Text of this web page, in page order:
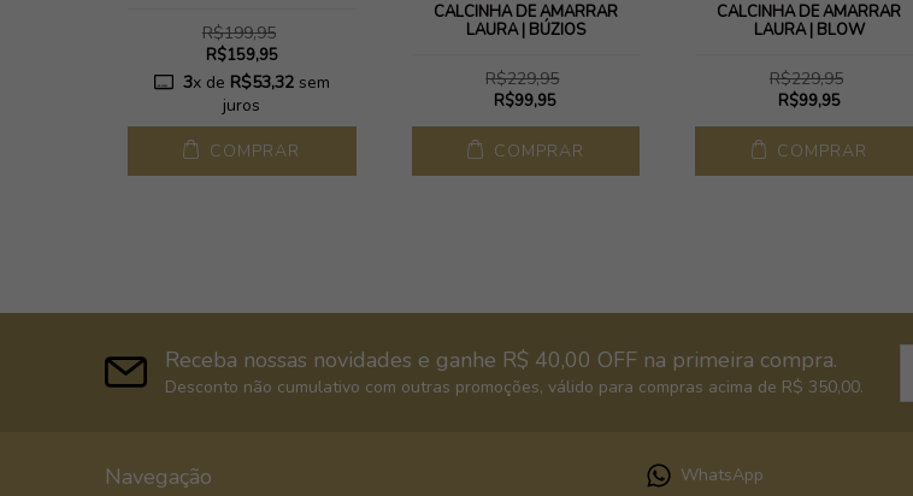
R$199,95
R$159,95
3x de R$53,32sem
juros
COMPRAR
CALCINHA DE AMARRAR
LAURA | BÚZIOS
R$229,95
R$99,95
COMPRAR
CALCINHA DE AMARRAR
LAURA | BLOW
R$229,95
R$99,95
COMPRAR
Receba nossas novidades e ganhe R$ 40,00 OFF na primeira compra.
Desconto não cumulativo com outras promoções, válido para compras acima de R$ 350,00.
Navegação WhatsApp